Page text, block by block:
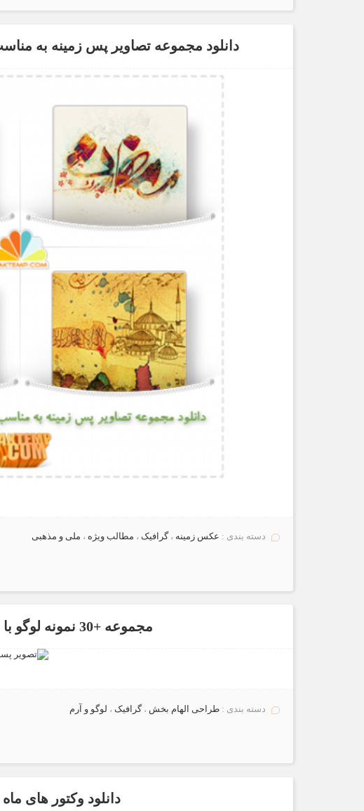
دانلود مجموعه تصاویر پس زمینه به
دسته بندی : عكس زمينه ،گرافیک ، مطالب ویژه ، ملی و مذهبی
مجموعه +30 نمونه لوگو با طراحی های خلاقانه
دسته بندی :طراحی الهام بخش ،گرافیک ، لوگو و آرم
دانلود وکتور های